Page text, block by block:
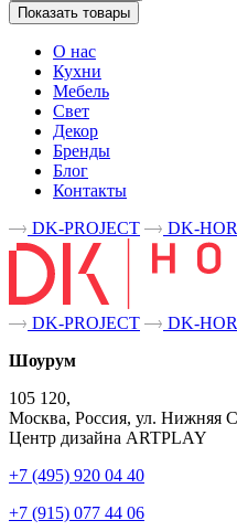
Показать товары
О нас
Кухни
Мебель
Свет
Декор
Бренды
Блог
Контакты
DK-PROJECT
DK-
DK-PROJECT
DK-
Шоурум
105 120,
Москва, Россия, ул. Нижняя
Центр дизайна ARTPLAY
+7 (495) 920 04 40
+7 (915) 077 44 06